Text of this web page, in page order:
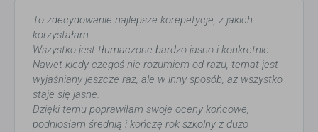
To zdecydowanie najlepsze korepetycje, z jakich
korzystałam.
Wszystko jest tłumaczone bardzo jasno i konkretnie.
Nawet kiedy czegoś nie rozumiem od razu, temat jest
wyjaśniany jeszcze raz, ale w inny sposób, aż wszystko
staje się jasne.
Dzięki temu poprawiłam swoje oceny końcowe,
podniosłam średnią i kończę rok szkolny z dużo